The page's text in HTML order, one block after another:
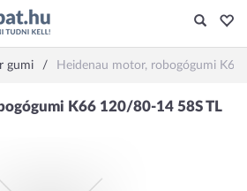
gumi Heidenau motor, robogógumi